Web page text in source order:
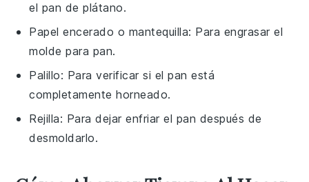
el pan de plátano.
Papel encerado o mantequilla: Para engrasar el
molde para pan.
Palillo: Para verificar si el pan está
completamente horneado.
Rejilla: Para dejar enfriar el pan después de
desmoldarlo.